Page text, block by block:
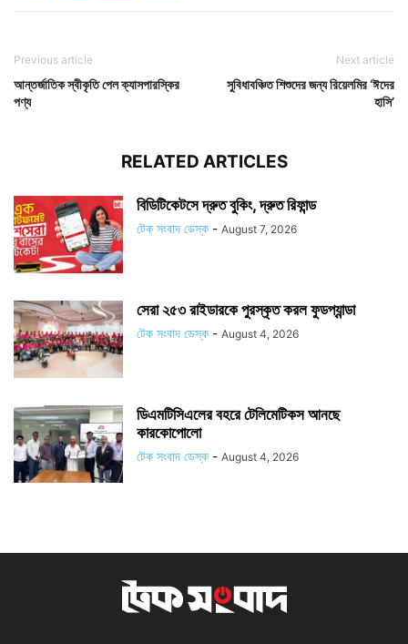
Previous article
আন্তর্জাতিক স্বীকৃতি পেল ক্যাসপারস্কির
পণ্য
Next article
সুবিধাবঞ্চিত শিশুদের জন্য রিয়েলমির ‘ঈদের
হাসি’
RELATED ARTICLES
বিডিটিকেটসে দ্রুত বুকিং, দ্রুত রিফান্ড
টেক সংবাদ ডেস্ক - August 7, 2026
সেরা ২৫৩ রাইডারকে পুরস্কৃত করল ফুডপ্যান্ডা
টেক সংবাদ ডেস্ক - August 4, 2026
ডিএমটিসিএলের বহরে টেলিমেটিকস আনছে
কারকোপোলো
টেক সংবাদ ডেস্ক - August 4, 2026